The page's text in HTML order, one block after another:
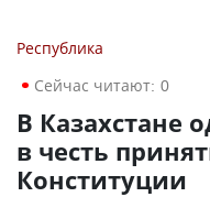
Республика
Сейчас читают: 0
В Казахстане
в честь
Конституции